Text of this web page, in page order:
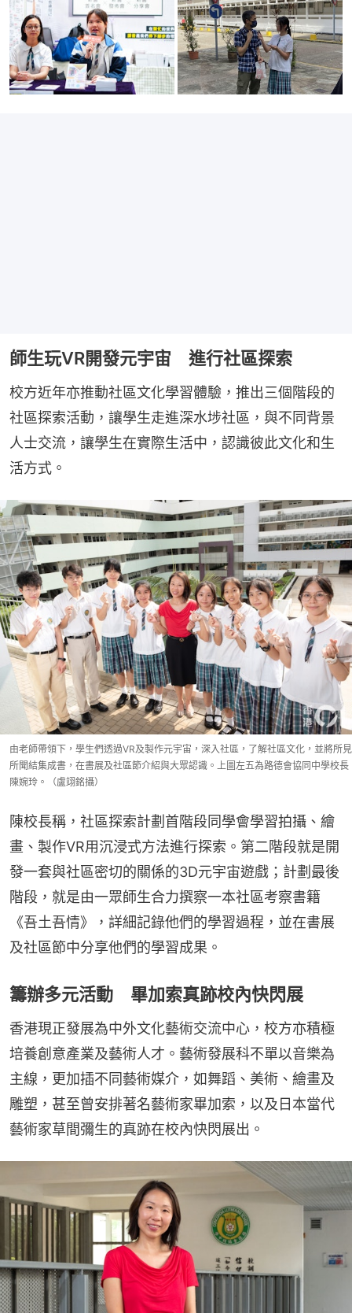
師生玩VR開發元宇宙 進行社區探索
校方近年亦推動社區文化學習體驗，推出三個階段的
社區探索活動，讓學生走進深水埗社區，與不同背景
人士交流，讓學生在實際生活中，認識彼此文化和生
活方式。
由老師帶領下，學生們透過VR及製作元宇宙，深入社區，了解社區文化，並將所見
所聞結集成書，在書展及社區節介紹與大眾認識。上圖左五為路德會協同中學校長
陳婉玲。（盧翊銘攝）
陳校長稱，社區探索計劃首階段同學會學習拍攝、繪
畫、製作VR用沉浸式方法進行探索。第二階段就是開
發一套與社區密切的關係的3D元宇宙遊戲；計劃最後
階段，就是由一眾師生合力撰察一本社區考察書籍
《吾土吾情》，詳細記錄他們的學習過程，並在書展
及社區節中分享他們的學習成果。
籌辦多元活動 畢加索真跡校內快閃展
香港現正發展為中外文化藝術交流中心，校方亦積極
培養創意產業及藝術人才。藝術發展科不單以音樂為
主線，更加插不同藝術媒介，如舞蹈、美術、繪畫及
雕塑，甚至曾安排著名藝術家畢加索，以及日本當代
藝術家草間彌生的真跡在校內快閃展出。